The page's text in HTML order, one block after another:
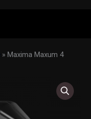
» Maxima Maxum 4